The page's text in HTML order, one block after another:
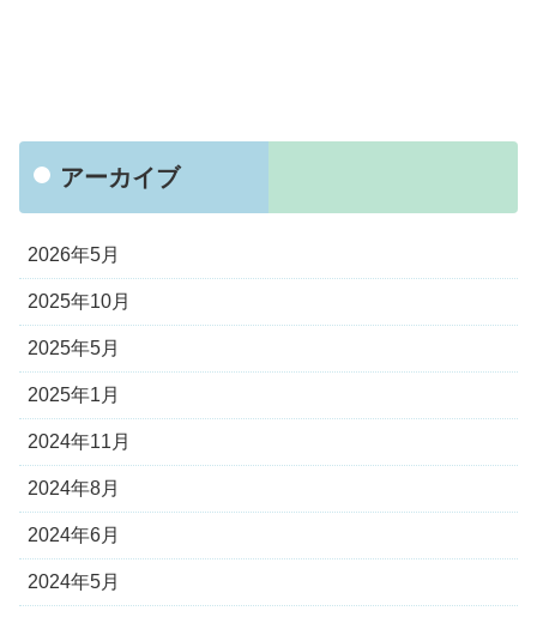
アーカイブ
2026年5月
2025年10月
2025年5月
2025年1月
2024年11月
2024年8月
2024年6月
2024年5月